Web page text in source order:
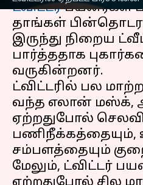
ட்விட்டர்பயனர்கள்
தாங்கள்
இருந்து நிறைய
பார்த்ததாக
வருகின்றனர்.
ட்விட்டரில் பல
வந்த எலான் மஸ்க்,
ஏற்றதுபோல்
பணிநீக்கத்தையும்,
சம்பளத்தையும்
மேலும், ட்விட்டர்